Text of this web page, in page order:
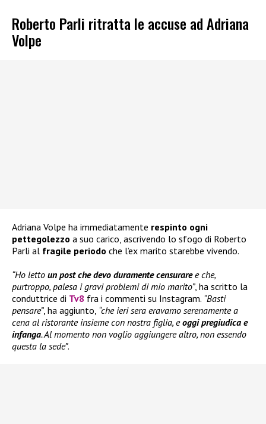
Roberto Parli ritratta le accuse ad Adriana
Volpe
Adriana Volpe ha immediatamente respinto ogni
pettegolezzo a suo carico, ascrivendo lo sfogo di Roberto
Parli al fragile periodo che l’ex marito starebbe vivendo.
“Ho letto un post che devo duramente censuraree che,
purtroppo, palesa i gravi problemi di mio marito”, ha scritto la
conduttrice di Tv8 fra i commenti su Instagram. “Basti
pensare”, ha aggiunto, “che ieri sera eravamo serenamente a
cena al ristorante insieme con nostra figlia, eoggi pregiudica e
infanga. Al momento non voglio aggiungere altro, non essendo
questa la sede”.